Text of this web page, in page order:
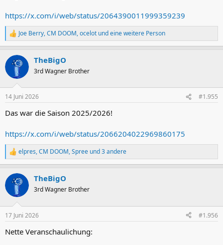
https://x.com/i/web/status/2064390011999359239
R
e
k
i
e
:
Joe Berry,CM DOOM,ocelot und eine weitere Person
TheBigO
3rd Wagner Brother
14 Juni 2026 #1.955
Das war die Saison 2025/2026!
https://x.com/i/web/status/2066204022969860175
R
e
k
i
e
:
elpres,CM DOOM,Spree und 3 andere
TheBigO
3rd Wagner Brother
17 Juni 2026 #1.956
Nette Veranschaulichung: